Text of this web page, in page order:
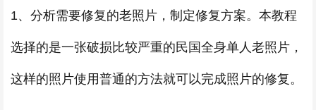
1、分析需要修复的老照片，制定修复方案。本教程
选择的是一张破损比较严重的民国全身单人老照片，
这样的照片使用普通的方法就可以完成照片的修复。